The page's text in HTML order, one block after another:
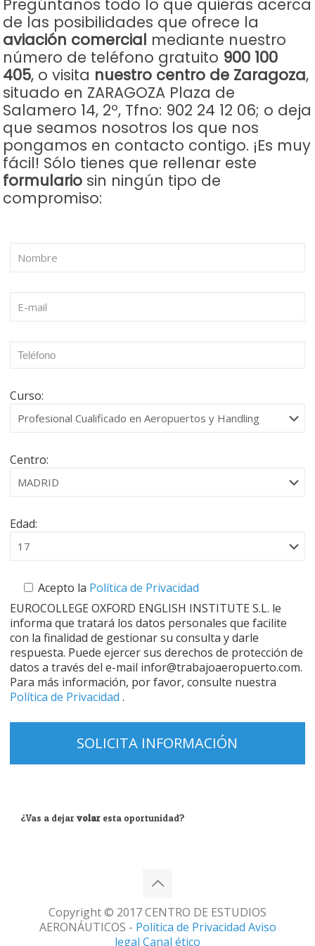
Pregúntanos todo lo que quieras acerca
de las posibilidades que ofrece la
aviación comercial mediante nuestro
número de teléfono gratuito 900 100
405, o visita nuestro centro de Zaragoza,
situado en ZARAGOZA Plaza de
Salamero 14, 2º, Tfno: 902 24 12 06; o deja
que seamos nosotros los que nos
pongamos en contacto contigo. ¡Es muy
fácil! Sólo tienes que rellenar este
formulario sin ningún tipo de
compromiso:
Curso:
Centro:
Edad:
Acepto la Política de Privacidad
EUROCOLLEGE OXFORD ENGLISH INSTITUTE S.L. le
informa que tratará los datos personales que facilite
con la finalidad de gestionar su consulta y darle
respuesta. Puede ejercer sus derechos de protección de
datos a través del e-mail infor@trabajoaeropuerto.com.
Para más información, por favor, consulte nuestra
Política de Privacidad.
¿Vas a dejarvolar esta oportunidad?
Copyright © 2017 CENTRO DE ESTUDIOS
AERONÁUTICOS - Política de Privacidad Aviso
legal Canal ético